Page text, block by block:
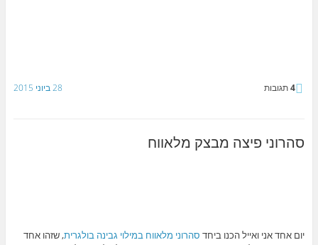
28 ביוני 2015 4תגובות
סהרוני פיצה מבצק מלאווח
יום אחד אני ואייל הכנו ביחד סהרוני מלאווח במילוי גבינה בולגרית, שזהו אחד